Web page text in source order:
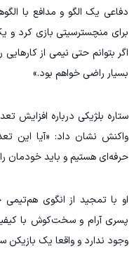
دفاعی یک الگو و مدافع با
برای منچسترسیتی بازی کرد و
اگر بتوانم حتی نیمی از
بسیار راضی خواهم بود.»
‫ستاره بلژیکی درباره
واکنش نشان داد: «آیا این
حرفه‌ای هستیم و باید خودمان
‫او با تمجید از انگوی
پسری آرام و سخت‌کوش با
وجود ندارد و واقعا یک بازیکن